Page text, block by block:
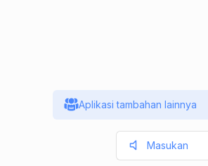
Aplikasi tambahan lainnya
Masukan